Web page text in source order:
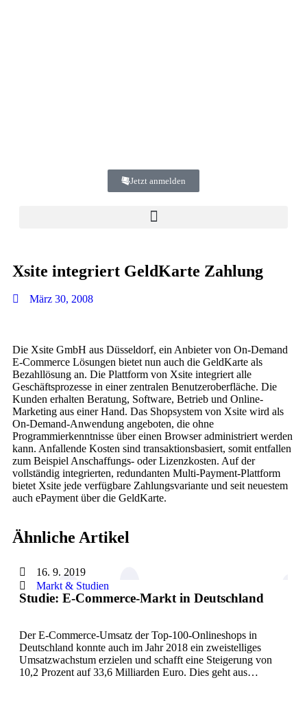
Jetzt anmelden
Xsite integriert GeldKarte Zahlung
März 30, 2008
Die Xsite GmbH aus Düsseldorf, ein Anbieter von On-Demand
E-Commerce Lösungen bietet nun auch die GeldKarte als
Bezahllösung an. Die Plattform von Xsite integriert alle
Geschäftsprozesse in einer zentralen Benutzeroberfläche. Die
Kunden erhalten Beratung, Software, Betrieb und Online-
Marketing aus einer Hand. Das Shopsystem von Xsite wird als
On-Demand-Anwendung angeboten, die ohne
Programmierkenntnisse über einen Browser administriert werden
kann. Anfallende Kosten sind transaktionsbasiert, somit entfallen
zum Beispiel Anschaffungs- oder Lizenzkosten. Auf der
vollständig integrierten, redundanten Multi-Payment-Plattform
bietet Xsite jede verfügbare Zahlungsvariante und seit neuestem
auch ePayment über die GeldKarte.
Ähnliche Artikel
16. 9. 2019
Markt & Studien
Studie: E-Commerce-Markt in Deutschland
Der E-Commerce-Umsatz der Top-100-Onlineshops in
Deutschland konnte auch im Jahr 2018 ein zweistelliges
Umsatzwachstum erzielen und schafft eine Steigerung von
10,2 Prozent auf 33,6 Milliarden Euro. Dies geht aus…